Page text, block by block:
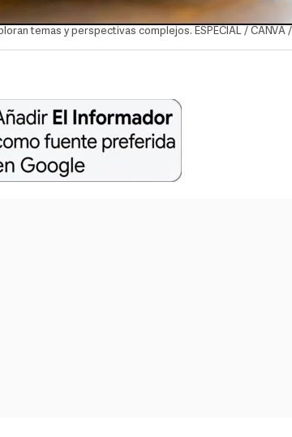
temas y perspectivas complejos. ESPECIAL / CANVA /